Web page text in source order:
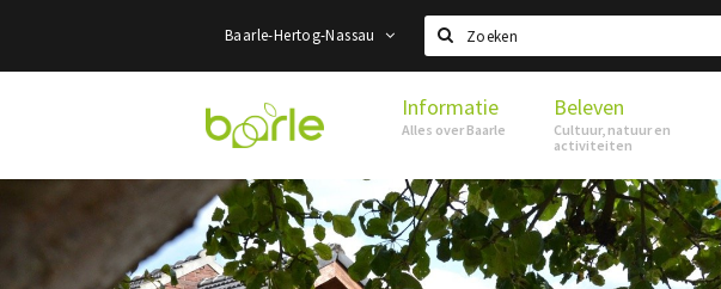
Baarle-Hertog-Nassau
Zoeken
Visit
Baarle
Informatie
Alles over Baarle
Beleven
Cultuur, natuur en
activiteiten